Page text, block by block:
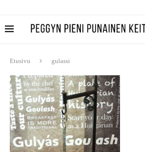
Etusivu gulassi